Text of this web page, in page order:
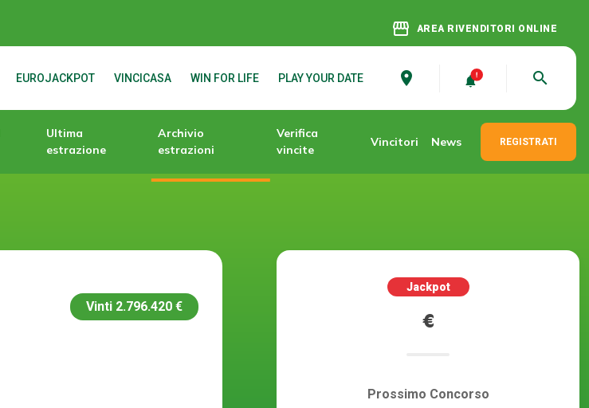
storefront AREA RIVENDITORI ONLINE
EUROJACKPOT VINCICASA WIN FOR LIFE PLAY YOUR DATE place search
Ultima
estrazione
Archivio
estrazioni
Verifica
vincite
Vincitori News REGISTRATI
Vinti 2.796.420 €
Jackpot
206.700.000 €
Prossimo Concorso